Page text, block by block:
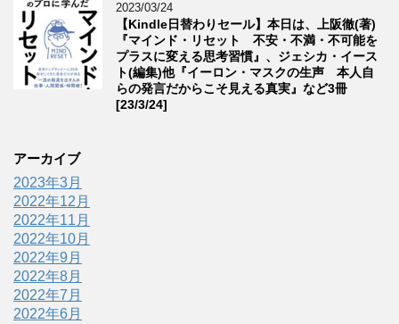
2023/03/24
【Kindle日替わりセール】本日は、上阪徹(著)
『マインド・リセット 不安・不満・不可能を
プラスに変える思考習慣』、ジェシカ・イース
ト(編集)他『イーロン・マスクの生声 本人自
らの発言だからこそ見える真実』など3冊
[23/3/24]
アーカイブ
2023年3月
2022年12月
2022年11月
2022年10月
2022年9月
2022年8月
2022年7月
2022年6月